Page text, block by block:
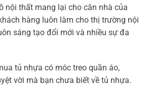
nội thất mang lại cho căn nhà của
hàng luôn làm cho thị trường nội
sáng tạo đổi mới và nhiều sự đa
tủ nhựa có móc treo quần áo,
vời mà bạn chưa biết về tủ nhựa.